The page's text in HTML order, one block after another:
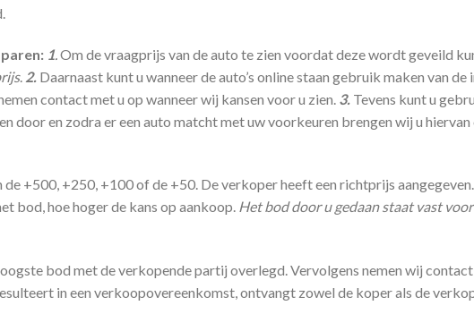
1 Om de vraagprijs van de auto te zien voordat deze wordt geveild
. 2. Daarnaast kunt u wanneer de auto’s online staan gebruik maken van
contact met u op wanneer wij kansen voor u zien. 3. Tevens kunt u
door en zodra er een auto matcht met uw voorkeuren brengen wij u
+500, +250, +100 of de +50. De verkoper heeft een richtprijs
bod, hoe hoger de kans op aankoop. Het bod door u gedaan staat vast
bod met de verkopende partij overlegd. Vervolgens nemen wij
in een verkoopovereenkomst, ontvangt zowel de koper als de